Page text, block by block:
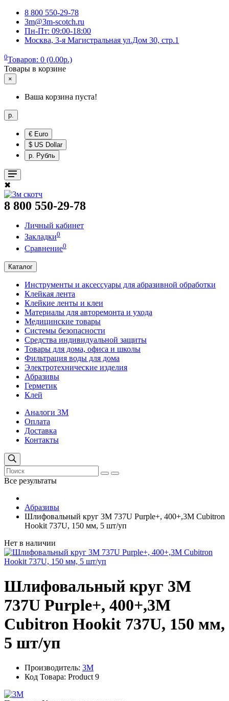
8 800 550-29-78
3m@3m-scotch.ru
Пн-Пт: 09:00-18:00
Москва, 3-я Магистральная ул.Дом 30, стр.1
0Товаров: 0 (0.00р.)
Товары в корзине
×
Ваша корзина пуста!
р.
€ Euro
$ US Dollar
р. Рубль
✖
8 800 550-29-78
Личный кабинет
Закладки0
Сравнение0
Каталог
Инструменты и аксессуары для абразивной обработки
Клейкая лента
Клейкие ленты и клеи
Материалы для авторемонта и ухода
Медицинские товары
Системы безопасности
Средства индивидуальной защиты
Товары для дома, офиса и школы
Фильтрация воды для дома
Электротехнические изделия
Абразивы
Герметик
Клей
Аналоги 3М
Оплата
Доставка
Контакты
Все результаты
Абразивы
Шлифовальный круг 3М 737U Purple+, 400+,3M Cubitron
Hookit 737U, 150 мм, 5 шт/уп
Нет в наличии
Шлифовальный круг 3М
737U Purple+, 400+,3M
Cubitron Hookit 737U, 150 мм,
5 шт/уп
Производитель: 3М
Код Товара: Product 9